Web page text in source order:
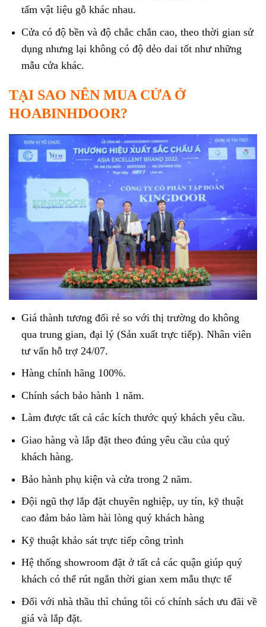
tấm vật liệu gỗ khác nhau.
Cửa có độ bền và độ chắc chắn cao, theo thời gian sử
dụng nhưng lại không có độ dẻo dai tốt như những
mẫu cửa khác.
TẠI SAO NÊN MUA CỬA Ở
HOABINHDOOR?
Giá thành tương đối rẻ so với thị trường do không
qua trung gian, đại lý (Sản xuất trực tiếp). Nhân viên
tư vấn hỗ trợ 24/07.
Hàng chính hãng 100%.
Chính sách bảo hành 1 năm.
Làm được tất cả các kích thước quý khách yêu cầu.
Giao hàng và lắp đặt theo đúng yêu cầu của quý
khách hàng.
Bảo hành phụ kiện và cửa trong 2 năm.
Đội ngũ thợ lắp đặt chuyên nghiệp, uy tín, kỹ thuật
cao đảm bảo làm hài lòng quý khách hàng
Kỹ thuật khảo sát trực tiếp công trình
Hệ thống showroom đặt ở tất cả các quận giúp quý
khách có thể rút ngắn thời gian xem mẫu thực tế
Đối với nhà thầu thì chúng tôi có chính sách ưu đãi về
giá và lắp đặt.